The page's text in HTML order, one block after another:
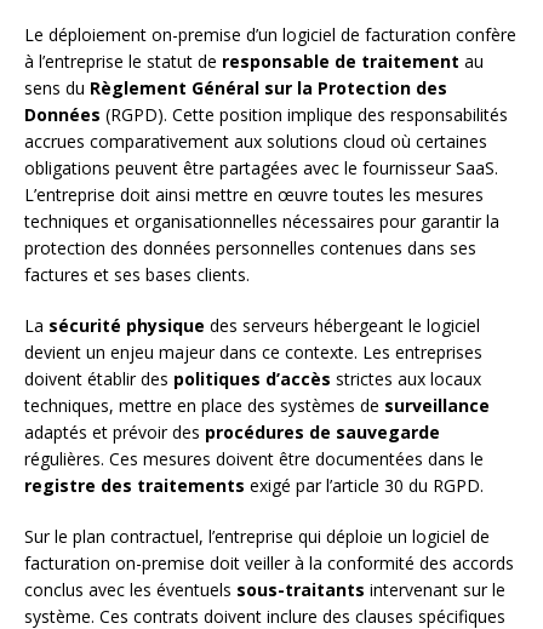
Le déploiement on-premise d’un logiciel de facturation confère
à l’entreprise le statut de responsable de traitement au
sens du Règlement Général sur la Protection des
Données (RGPD). Cette position implique des responsabilités
accrues comparativement aux solutions cloud où certaines
obligations peuvent être partagées avec le fournisseur SaaS.
L’entreprise doit ainsi mettre en œuvre toutes les mesures
techniques et organisationnelles nécessaires pour garantir la
protection des données personnelles contenues dans ses
factures et ses bases clients.
La sécurité physique des serveurs hébergeant le logiciel
devient un enjeu majeur dans ce contexte. Les entreprises
doivent établir des politiques d’accès strictes aux locaux
techniques, mettre en place des systèmes de surveillance
adaptés et prévoir des procédures de sauvegarde
régulières. Ces mesures doivent être documentées dans le
registre des traitements exigé par l’article 30 du RGPD.
Sur le plan contractuel, l’entreprise qui déploie un logiciel de
facturation on-premise doit veiller à la conformité des accords
conclus avec les éventuels sous-traitants intervenant sur le
système. Ces contrats doivent inclure des clauses spécifiques